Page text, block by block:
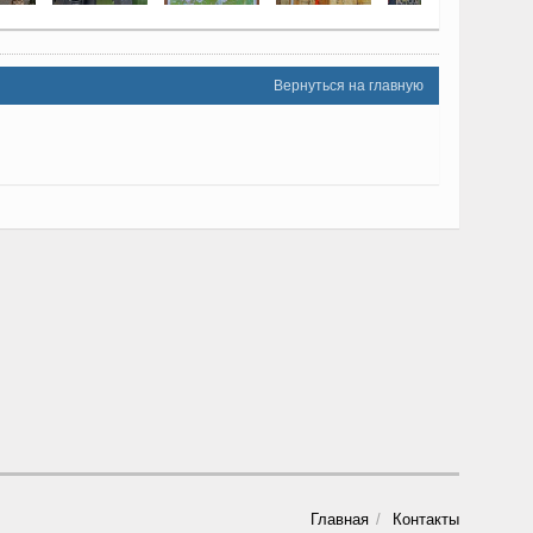
Вернуться на главную
Главная Контакты